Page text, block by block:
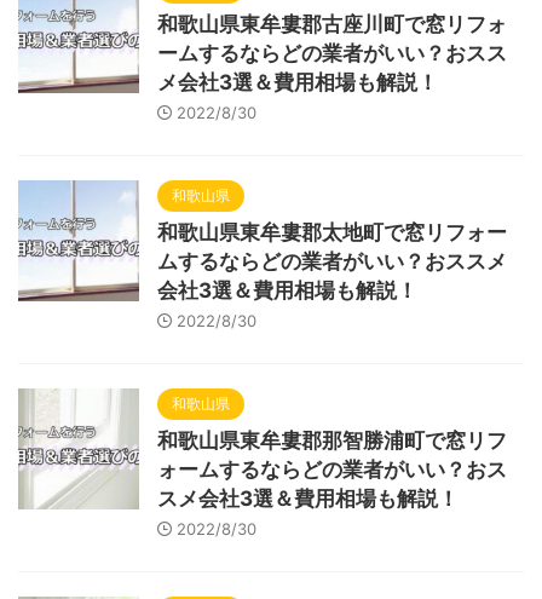
和歌山県東牟婁郡古座川町で窓リフォ
ームするならどの業者がいい？おスス
メ会社3選＆費用相場も解説！
2022/8/30
和歌山県
和歌山県東牟婁郡太地町で窓リフォー
ムするならどの業者がいい？おススメ
会社3選＆費用相場も解説！
2022/8/30
和歌山県
和歌山県東牟婁郡那智勝浦町で窓リフ
ォームするならどの業者がいい？おス
スメ会社3選＆費用相場も解説！
2022/8/30